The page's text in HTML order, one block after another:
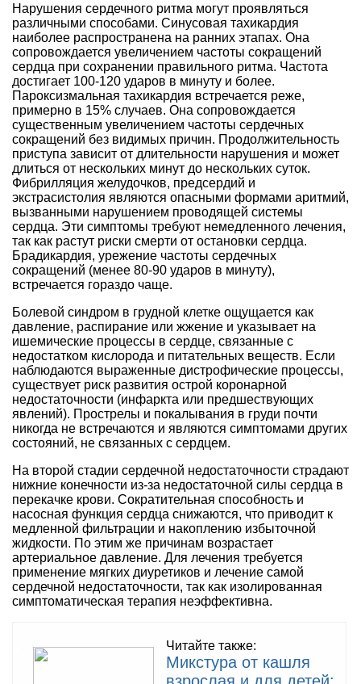
Нарушения сердечного ритма могут проявляться
различными способами. Синусовая тахикардия
наиболее распространена на ранних этапах. Она
сопровождается увеличением частоты сокращений
сердца при сохранении правильного ритма. Частота
достигает 100-120 ударов в минуту и более.
Пароксизмальная тахикардия встречается реже,
примерно в 15% случаев. Она сопровождается
существенным увеличением частоты сердечных
сокращений без видимых причин. Продолжительность
приступа зависит от длительности нарушения и может
длиться от нескольких минут до нескольких суток.
Фибрилляция желудочков, предсердий и
экстрасистолия являются опасными формами аритмий,
вызванными нарушением проводящей системы
сердца. Эти симптомы требуют немедленного лечения,
так как растут риски смерти от остановки сердца.
Брадикардия, урежение частоты сердечных
сокращений (менее 80-90 ударов в минуту),
встречается гораздо чаще.
Болевой синдром в грудной клетке ощущается как
давление, распирание или жжение и указывает на
ишемические процессы в сердце, связанные с
недостатком кислорода и питательных веществ. Если
наблюдаются выраженные дистрофические процессы,
существует риск развития острой коронарной
недостаточности (инфаркта или предшествующих
явлений). Прострелы и покалывания в груди почти
никогда не встречаются и являются симптомами других
состояний, не связанных с сердцем.
На второй стадии сердечной недостаточности страдают
нижние конечности из-за недостаточной силы сердца в
перекачке крови. Сократительная способность и
насосная функция сердца снижаются, что приводит к
медленной фильтрации и накоплению избыточной
жидкости. По этим же причинам возрастает
артериальное давление. Для лечения требуется
применение мягких диуретиков и лечение самой
сердечной недостаточности, так как изолированная
симптоматическая терапия неэффективна.
Читайте также:
Микстура от кашля